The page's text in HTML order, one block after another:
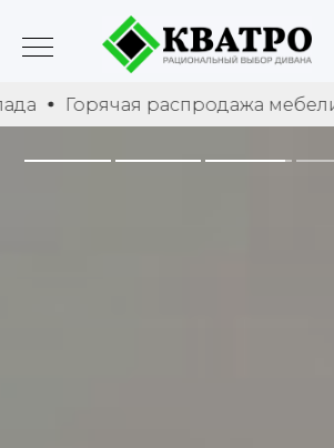
Москва
распродажа мебели в салонах и